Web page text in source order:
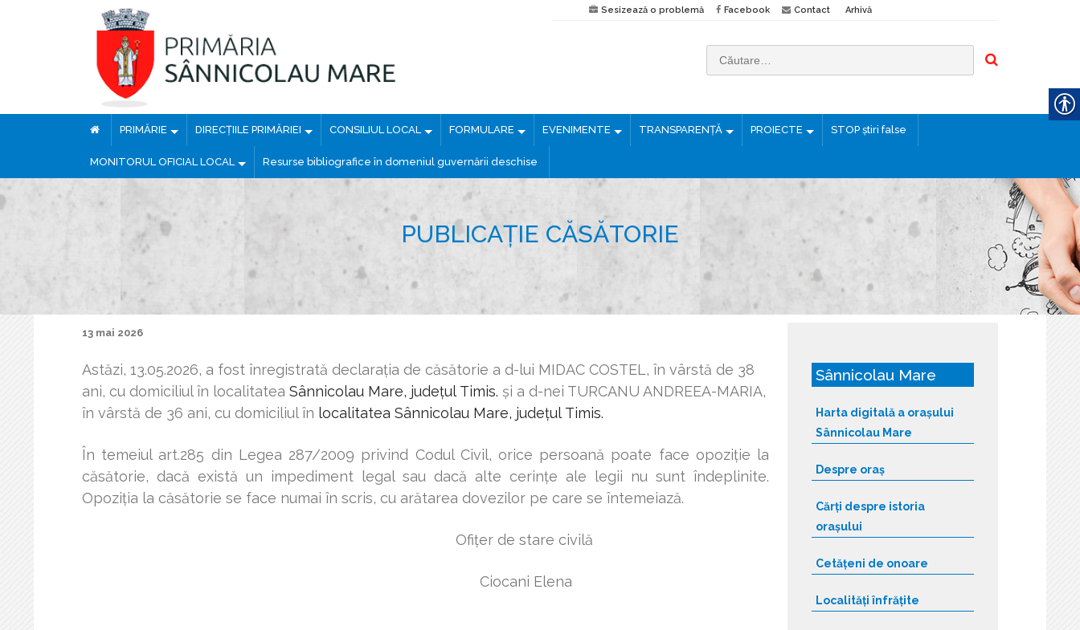
Sesizează o problemă Facebook Contact Arhivă
t
ă
PRIMĂRIE DIRECȚIILE PRIMĂRIEI CONSILIUL LOCAL FORMULARE EVENIMENTE TRANSPARENȚĂ PROIECTE STOP știri false
MONITORUL OFICIAL LOCAL Resurse bibliografice în domeniul guvernării deschise
PUBLICAȚIE CĂSĂTORIE
13 mai 2026
Astăzi, 13.05.2026, a fost înregistrată declaraţia de căsătorie a d-lui MIDAC COSTEL, în vârstă de 38
ani, cu domiciliul în localitatea Sânnicolau Mare, județul Timis. şi a d-nei TURCANU ANDREEA-MARIA,
în vârstă de 36 ani, cu domiciliul în localitatea Sânnicolau Mare, județul Timis.
În temeiul art.285 din Legea 287/2009 privind Codul Civil, orice persoană poate face opoziţie la
căsătorie, dacă există un impediment legal sau dacă alte cerinţe ale legii nu sunt îndeplinite.
Opoziţia la căsătorie se face numai în scris, cu arătarea dovezilor pe care se întemeiază.
Ofiţer de stare civilă
Ciocani Elena
Sânnicolau Mare
Harta digitală a orașului
Sânnicolau Mare
Despre oraș
Cărți despre istoria
orașului
Cetățeni de onoare
Localități înfrățite